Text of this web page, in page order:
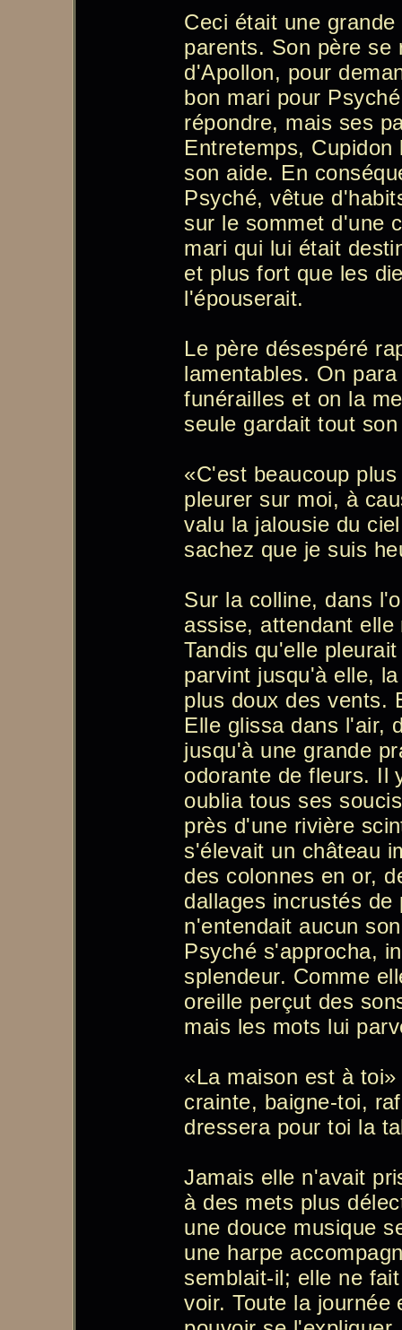
Ceci était une
parents. Son père se
d'Apollon, pour
bon mari pour
répondre, mais ses
Entretemps,
son aide. En
Psyché, vêtue
sur le sommet d'une
mari qui lui était
et plus fort que les
l'épouserait.
Le père désespéré
lamentables. On
funérailles et on la
seule gardait tout
«C'est beaucoup
pleurer sur moi, à
valu la jalousie du
sachez que je suis
Sur la colline, dans
assise, attendant
Tandis qu'elle
parvint jusqu'à elle,
plus doux des vents.
Elle glissa dans l'air,
jusqu'à une grande
odorante de fleurs. Il
oublia tous ses
près d'une rivière
s'élevait un château
des colonnes en or,
dallages incrustés
n'entendait aucun
Psyché s'approcha,
splendeur. Comme
oreille perçut des
mais les mots lui
«La maison est à
crainte, baigne-toi,
dressera pour toi la
Jamais elle n'avait
à des mets plus
une douce musique
une harpe
semblait-il; elle ne
voir. Toute la journée